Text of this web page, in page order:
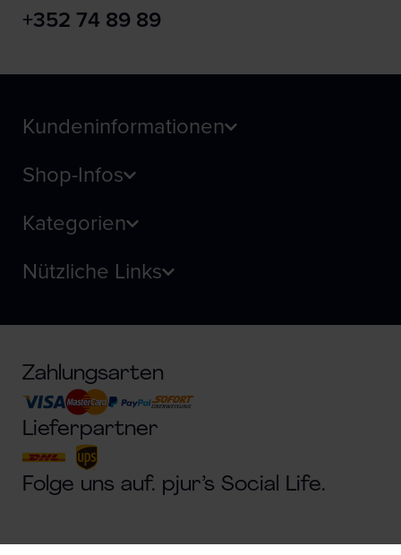
+352 74 89 89
Kundeninformationen
Shop-Infos
Kategorien
Nützliche Links
Zahlungsarten
Lieferpartner
Folge uns auf. pjur’s Social Life.